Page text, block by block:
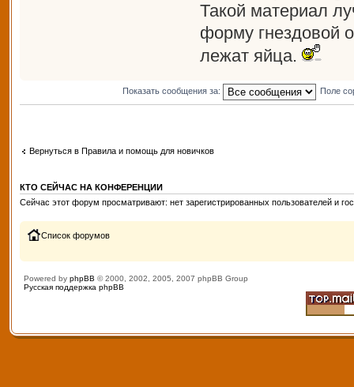
Такой материал
форму гнездовой
лежат яйца.
Показать сообщения за: Поле
Вернуться в Правила и помощь для новичков
КТО СЕЙЧАС НА КОНФЕРЕНЦИИ
Сейчас этот форум просматривают: нет зарегистрированных пользователей и
Список форумов
Powered by phpBB © 2000, 2002, 2005, 2007 phpBB Group
Русская поддержка phpBB